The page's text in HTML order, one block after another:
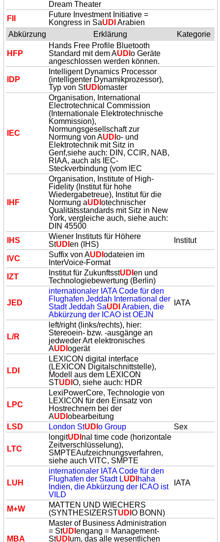
Dream Theater
FII
Future Investment Initiative =
Kongress in SaUDI Arabien
Abkürzung
Erklärung Kategorie
HFP
Hands Free Profile Bluetooth
Standard mit dem AUDIo Geräte
angeschlossen werden können.
IDP
Intelligent Dynamics Processor
(intelligenter Dynamikprozessor),
Typ von StUDIomaster
IEC
Organisation, International
Electrotechnical Commission
(Internationale Elektrotechnische
Kommission),
Normungsgesellschaft zur
Normung von AUDIo- und
Elektrotechnik mit Sitz in
Genf,siehe auch: DIN, CCIR, NAB,
RIAA, auch als IEC-
Steckverbindung (vom IEC
IHF
Organisation, Institute of High-
Fidelity (Institut für hohe
Wiedergabetreue), Institut für die
Normung aUDIotechnischer
Qualitätsstandards mit Sitz in New
York, vergleiche auch, siehe auch:
DIN 45500
IHS
Wiener Instituts für Höhere
StUDIen (IHS) Institut
IVC Suffix von AUDIodateien im
InterVoice-Format
IZT
Institut für ZukunftsstUDIen und
Technologiebewertung (Berlin)
JED
internationaler IATA Code für den
Flughafen Jeddah International der
Stadt Jeddah SaUDI Arabien, die
Abkürzung der ICAO ist OEJN
IATA
L/R
left/right (links/rechts), hier:
Stereoein- bzw. -ausgänge an
jedweder Art elektronisches
AUDIogerät
LDI
LEXICON digital interface
(LEXICON Digitalschnittstelle),
Modell aus dem LEXICON
STUDIO, siehe auch: HDR
LPC
LexiPowerCore, Technologie von
LEXICON für den Einsatz von
Hostrechnern bei der
AUDIobearbeitung
LSD
London StUDIo Group Sex
LTC
longitUDI nal time code (horizontale
Zeitverschlüsselung),
SMPTEAufzeichnungsverfahren,
siehe auch VITC, SMPTE
LUH
internationaler IATA Code für den
Flughafen der Stadt LUDI haha
Indien, die Abkürzung der ICAO ist
VILD
IATA
M+W
MATTEN UND WIECHERS
(SYNTHESIZERSTUDIO BONN)
MBA
Master of Business Administration
= StUDIengang = Management-
StUDI um, das alle wesentlichen